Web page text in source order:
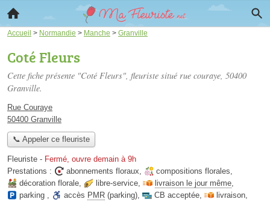
Accueil > Normandie > Manche > Granville
Coté Fleurs
Cette fiche présente "Coté Fleurs", fleuriste situé rue couraye, 50400
Granville.
Rue Couraye
50400 Granville
📞 Appeler ce fleuriste
Fleuriste - Fermé, ouvre demain à 9h
Prestations :
abonnements floraux, compositions florales,
décoration florale, libre-service, livraison le jour même,
parking , accès PMR (parking), CB acceptée, livraison,